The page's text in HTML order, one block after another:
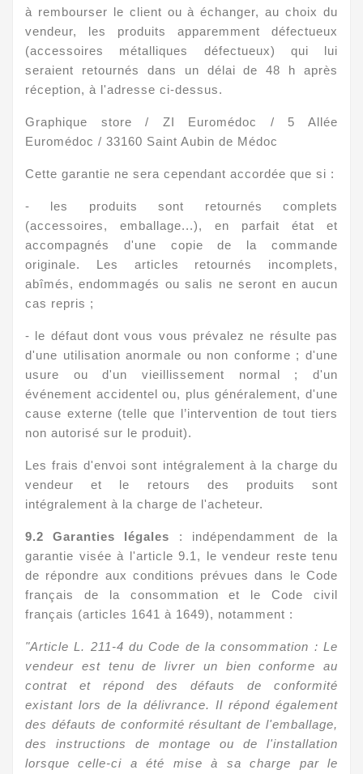
à rembourser le client ou à échanger, au choix du
vendeur, les produits apparemment défectueux
(accessoires métalliques défectueux) qui lui
seraient retournés dans un délai de 48 h après
réception, à l'adresse ci-dessus.
Graphique store / ZI Euromédoc / 5 Allée
Euromédoc / 33160 Saint Aubin de Médoc
Cette garantie ne sera cependant accordée que si :
- les produits sont retournés complets
(accessoires, emballage...), en parfait état et
accompagnés d'une copie de la commande
originale. Les articles retournés incomplets,
abîmés, endommagés ou salis ne seront en aucun
cas repris ;
- le défaut dont vous vous prévalez ne résulte pas
d'une utilisation anormale ou non conforme ; d'une
usure ou d'un vieillissement normal ; d'un
événement accidentel ou, plus généralement, d'une
cause externe (telle que l’intervention de tout tiers
non autorisé sur le produit).
Les frais d'envoi sont intégralement à la charge du
vendeuret le retours des produits sont
intégralement à la charge de l'acheteur.
9.2 Garanties légales : indépendamment de la
garantie visée à l'article 9.1, le vendeur reste tenu
de répondre aux conditions prévues dans le Code
français de la consommation et le Code civil
français (articles 1641 à 1649), notamment :
"Article L. 211-4 du Code de la consommation : Le
vendeur est tenu de livrer un bien conforme au
contrat et répond des défauts de conformité
existant lors de la délivrance. Il répond également
des défauts de conformité résultant de l'emballage,
des instructions de montage ou de l'installation
lorsque celle-ci a été mise à sa charge par le